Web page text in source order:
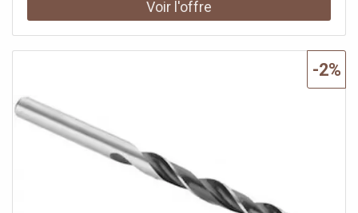
Rectifié au diamant Largeur du produit 4.7 cm Marquage
CE Non Longueur de travail 130 mm Hauteur du produit 2
Rond Longueur du produit 28.5 cm Type de perçage du
bois Meche a bois trois pointes Est-ce un kit? Non>
-2%